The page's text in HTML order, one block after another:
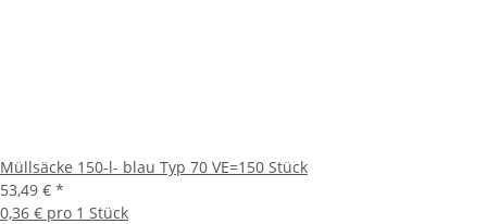
Müllsäcke 150-l- blau Typ 70 VE=150 Stück
53,49 € *
0,36 € pro 1 Stück